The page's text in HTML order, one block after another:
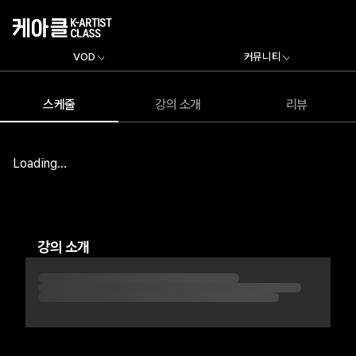
VOD 커뮤니티
스케줄 강의 소개 리뷰
Loading...
강의 소개